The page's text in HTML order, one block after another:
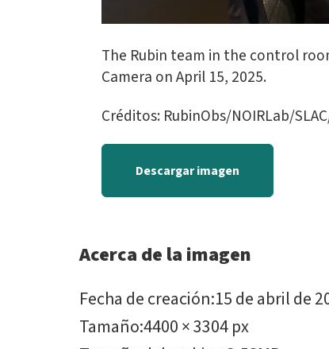
The Rubin team in the control
Camera on April 15, 2025.
Créditos: RubinObs/NOIRLab/
Descargar imagen
Acerca de la imagen
Fecha de creación:15 de abril de
Tamaño:4400 × 3304 px